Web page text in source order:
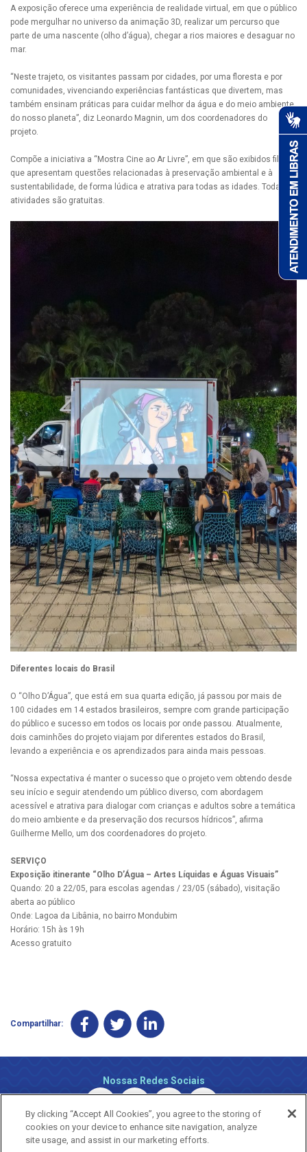
A exposição oferece uma experiência de realidade virtual, em que o público
pode mergulhar no universo da animação 3D, realizar um percurso que
parte de uma nascente (olho d’água), chegar a rios maiores e desaguar no
mar.
“Neste trajeto, os visitantes passam por cidades, por uma floresta e por
comunidades, vivenciando experiências fantásticas que divertem, mas
também ensinam práticas para cuidar melhor da água e do meio ambiente
do nosso planeta”, diz Leonardo Magnin, um dos coordenadores do
projeto.
Compõe a iniciativa a “Mostra Cine ao Ar Livre”, em que são exibidos filmes
que apresentam questões relacionadas à preservação ambiental e à
sustentabilidade, de forma lúdica e atrativa para todas as idades. Todas as
atividades são gratuitas.
Diferentes locais do Brasil
O “Olho D’Água”, que está em sua quarta edição, já passou por mais de
100 cidades em 14 estados brasileiros, sempre com grande participação
do público e sucesso em todos os locais por onde passou. Atualmente,
dois caminhões do projeto viajam por diferentes estados do Brasil,
levando a experiência e os aprendizados para ainda mais pessoas.
“Nossa expectativa é manter o sucesso que o projeto vem obtendo desde
seu início e seguir atendendo um público diverso, com abordagem
acessível e atrativa para dialogar com crianças e adultos sobre a temática
do meio ambiente e da preservação dos recursos hídricos”, afirma
Guilherme Mello, um dos coordenadores do projeto.
SERVIÇO
Exposição itinerante “Olho D’Água – Artes Líquidas e Águas Visuais”
Quando: 20 a 22/05, para escolas agendas / 23/05 (sábado), visitação
aberta ao público
Onde: Lagoa da Libânia, no bairro Mondubim
Horário: 15h às 19h
Acesso gratuito
Compartilhar:
Nossas Redes Sociais
By clicking “Accept All Cookies”, you agree to the storing of
cookies on your device to enhance site navigation, analyze
site usage, and assist in our marketing efforts.